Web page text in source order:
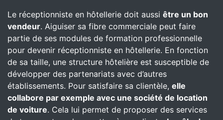
Le réceptionniste en hôtellerie doit aussi être un bon
vendeur. Aiguiser sa fibre commerciale peut faire
partie de ses modules de formation professionnelle
pour devenir réceptionniste en hôtellerie. En fonction
de sa taille, une structure hôtelière est susceptible de
développer des partenariats avec d’autres
établissements. Pour satisfaire sa clientèle, elle
collabore par exemple avec une société de location
de voiture. Cela lui permet de proposer des services